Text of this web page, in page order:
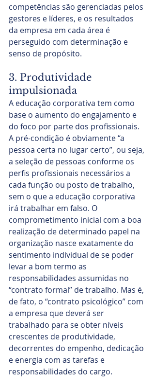
competências são gerenciadas pelos
gestores e líderes, e os resultados
da empresa em cada área é
perseguido com determinação e
senso de propósito.
3. Produtividade
impulsionada
A educação corporativa tem como
base o aumento do engajamento e
do foco por parte dos profissionais.
A pré-condição é obviamente “a
pessoa certa no lugar certo”, ou seja,
a seleção de pessoas conforme os
perfis profissionais necessários a
cada função ou posto de trabalho,
sem o que a educação corporativa
irá trabalhar em falso. O
comprometimento inicial com a boa
realização de determinado papel na
organização nasce exatamente do
sentimento individual de se poder
levar a bom termo as
responsabilidades assumidas no
“contrato formal” de trabalho. Mas é,
de fato, o “contrato psicológico” com
a empresa que deverá ser
trabalhado para se obter níveis
crescentes de produtividade,
decorrentes do empenho, dedicação
e energia com as tarefas e
responsabilidades do cargo.